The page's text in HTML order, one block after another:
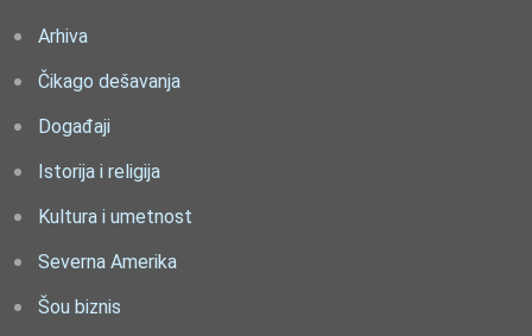
Arhiva
Čikago dešavanja
Događaji
Istorija i religija
Kultura i umetnost
Severna Amerika
Šou biznis